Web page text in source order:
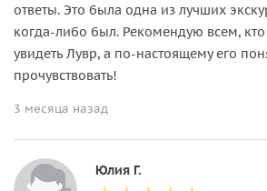
ответы. Это была одна из лучших
когда-либо был. Рекомендую всем, кто
увидеть Лувр, а по-настоящему его
прочувствовать!
3 месяца назад
Юлия Г.